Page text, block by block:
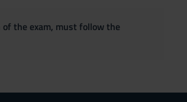
the exam, must follow the